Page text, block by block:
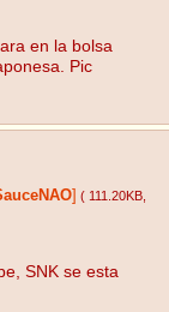
en la bolsa
Pic
( 111.20KB
SNK se esta